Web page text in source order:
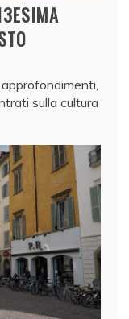
sulla cultura